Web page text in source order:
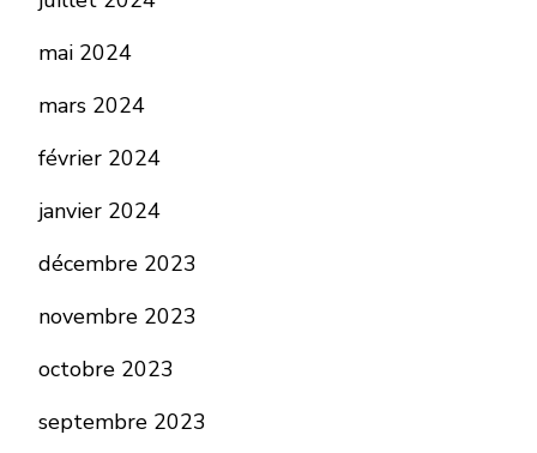
mai 2024
mars 2024
février 2024
janvier 2024
décembre 2023
novembre 2023
octobre 2023
septembre 2023